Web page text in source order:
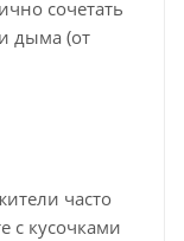
сочетать
дыма (от
часто
с кусочками